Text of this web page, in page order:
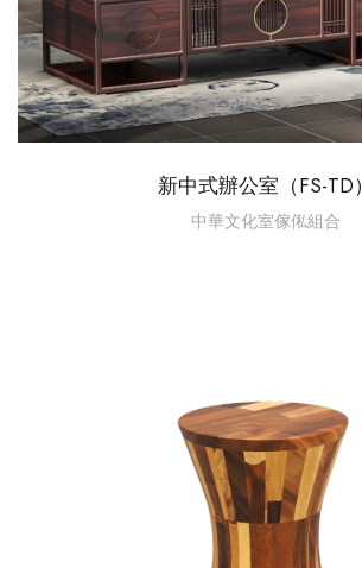
新中式辦公室（FS-TD）
中華文化室傢俬組合